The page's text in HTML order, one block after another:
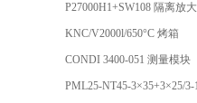
P27000H1+SW108 隔离放
KNC/V2000l/650°C 烤箱
CONDI 3400-051 测量模块